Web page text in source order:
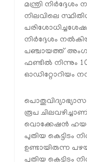
മന്ത്രി
നിലവിലെ
നിർദ്ദേശം
പഞ്ചായത്ത്
ഫണ്ടിൽ നിന്നും
ഓഡിറ്റോറിയം
രൂപ
വൊക്കേഷൻ
പുതിയ കെട്ടിടം
ഉണ്ടായിരുന്ന പഴയ
പുതിയ കെട്ടിടം